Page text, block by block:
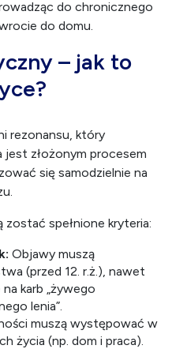
do chronicznego
do domu.
– jak to
rezonansu, który
jest złożonym procesem
się samodzielnie na
spełnione kryteria:
Objawy muszą
(przed 12. r.ż.), nawet
karb „żywego
lenia”.
muszą występować w
życia (np. dom i praca).